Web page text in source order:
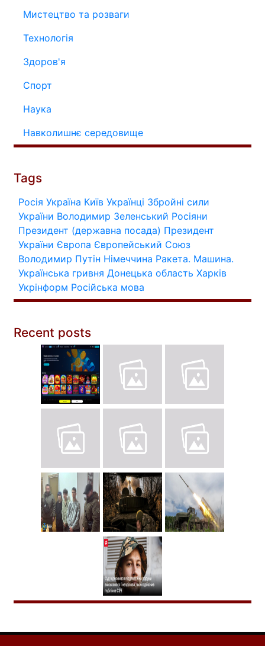
Мистецтво та розваги
Технологія
Здоров'я
Спорт
Наука
Навколишнє середовище
Tags
Росія Україна Київ Українці Збройні сили
України Володимир Зеленський Росіяни
Президент (державна посада) Президент
України Європа Європейський Союз
Володимир Путін Німеччина Ракета. Машина.
Українська гривня Донецька область Харків
Укрінформ Російська мова
Recent posts